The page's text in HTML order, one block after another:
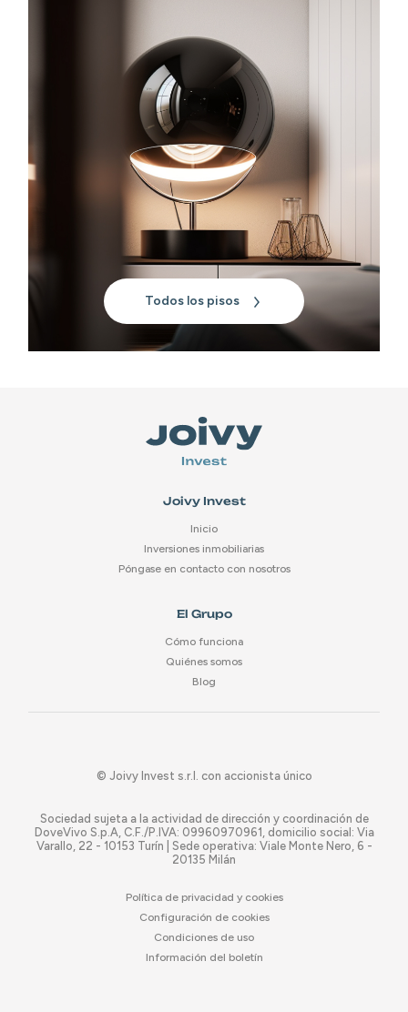
Todos los pisos
Joivy Invest
Inicio
Inversiones inmobiliarias
Póngase en contacto con nosotros
El Grupo
Cómo funciona
Quiénes somos
Blog
© Joivy Invest s.r.l. con accionista único
Sociedad sujeta a la actividad de dirección y coordinación de
DoveVivo S.p.A, C.F./P.IVA: 09960970961, domicilio social: Via
Varallo, 22 - 10153 Turín | Sede operativa: Viale Monte Nero, 6 -
20135 Milán
Política de privacidad y cookies
Configuración de cookies
Condiciones de uso
Información del boletín